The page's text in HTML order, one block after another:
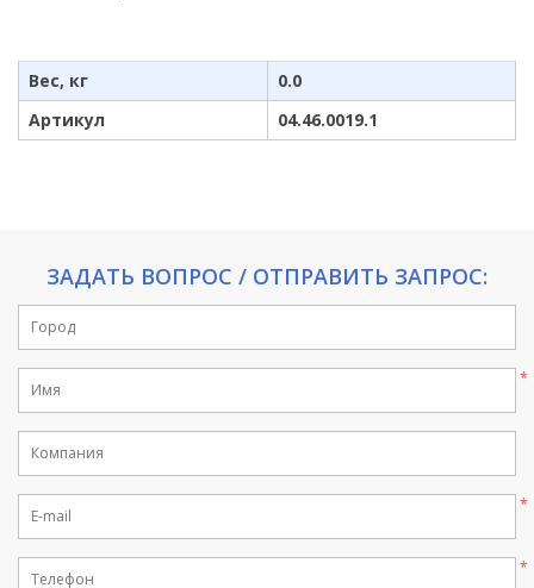
Вес, кг
0.0
Артикул
04.46.0019.1
ЗАДАТЬ ВОПРОС / ОТПРАВИТЬ ЗАПРОС: